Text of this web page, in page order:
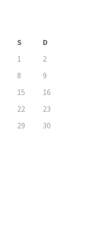
S
D
1
2
8
9
15
16
22
23
29
30